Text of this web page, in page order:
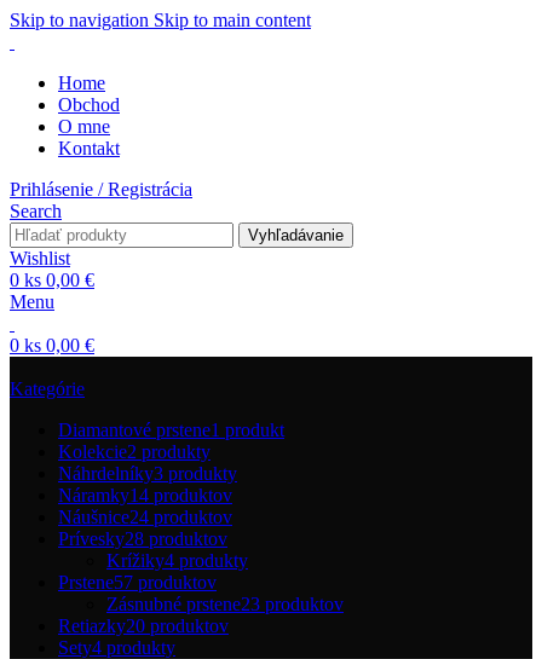
Skip to navigation Skip to main content
Home
Obchod
O mne
Kontakt
Prihlásenie / Registrácia
Search
Vyhľadávanie
Wishlist
0 ks 0,00 €
Menu
0 ks 0,00 €
Kategórie
Diamantové prstene1 produkt
Kolekcie2 produkty
Náhrdelníky3 produkty
Náramky14 produktov
Náušnice24 produktov
Prívesky28 produktov
Krížiky4 produkty
Prstene57 produktov
Zásnubné prstene23 produktov
Retiazky20 produktov
Sety4 produkty